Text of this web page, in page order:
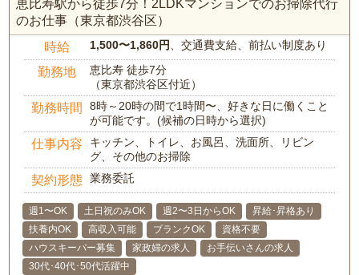
恵比寿駅から徒歩7分！2LDKマンションでのお掃除代行
のお仕事（東京都渋谷区）
時給 1,500〜1,860円、交通費支給、前払い制度あり
勤務地
恵比寿 徒歩7分
（東京都渋谷区付近）
勤務時間
8時～20時の間で1時間〜、好きな日に働くこと
が可能です。(候補の日時から選択)
仕事内容
キッチン、トイレ、お風呂、洗面所、リビン
グ、その他のお掃除
契約形態 業務委託
週1〜OK 土日祝のみOK 週2〜3日からOK
昇給･昇格あり
扶養内OK
高収入可能 ブランクOK
資格不要
ハウスキーパー募集
家政婦の求人
お手伝いさんの求人
30代･40代･50代活躍中